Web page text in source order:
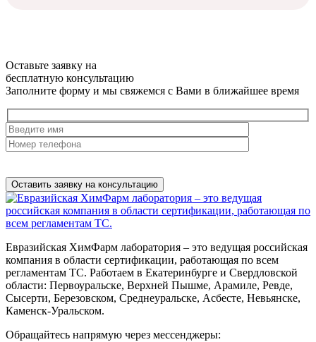
Оставьте заявку на
бесплатную консультацию
Заполните форму и мы свяжемся с Вами в ближайшее время
Евразийская ХимФарм лаборатория – это ведущая российская
компания в области сертификации, работающая по всем
регламентам ТС. Работаем в Екатеринбурге и Свердловской
области: Первоуральске, Верхней Пышме, Арамиле, Ревде,
Сысерти, Березовском, Среднеуральске, Асбесте, Невьянске,
Каменск-Уральском.
Обращайтесь напрямую через мессенджеры: